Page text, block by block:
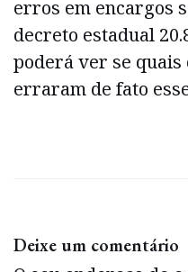
erros em encargos
decreto estadual
poderá ver se quais
erraram de fato
Deixe um comentário